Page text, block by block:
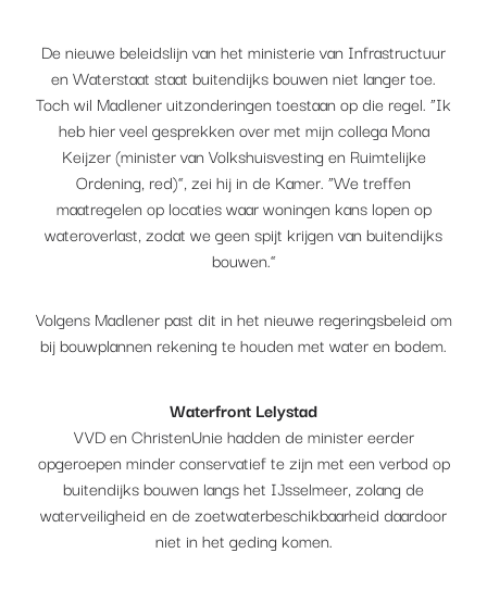
De nieuwe beleidslijn van het ministerie van Infrastructuur
en Waterstaat staat buitendijks bouwen niet langer toe.
Toch wil Madlener uitzonderingen toestaan op die regel. “Ik
heb hier veel gesprekken over met mijn collega Mona
Keijzer (minister van Volkshuisvesting en Ruimtelijke
Ordening, red)”, zei hij in de Kamer. “We treffen
maatregelen op locaties waar woningen kans lopen op
wateroverlast, zodat we geen spijt krijgen van buitendijks
bouwen.”
Volgens Madlener past dit in het nieuwe regeringsbeleid om
bij bouwplannen rekening te houden met water en bodem.
Waterfront Lelystad
VVD en ChristenUnie hadden de minister eerder
opgeroepen minder conservatief te zijn met een verbod op
buitendijks bouwen langs het IJsselmeer, zolang de
waterveiligheid en de zoetwaterbeschikbaarheid daardoor
niet in het geding komen.